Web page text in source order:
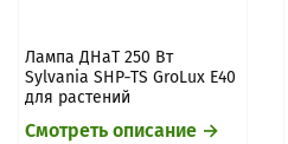
Лампа ДНаТ 250 Вт
Sylvania SHP‑TS GroLux E40
для растений
Смотреть описание →